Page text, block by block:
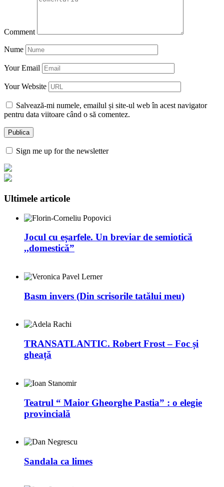
Comment
Nume
Your Email
Your Website
Salvează-mi numele, emailul și site-ul web în acest navigator
pentru data viitoare când o să comentez.
Sign me up for the newsletter
Ultimele articole
Jocul cu eșarfele. Un breviar de semiotică
,,domestică”
Basm invers (Din scrisorile tatălui meu)
TRANSATLANTIC. Robert Frost – Foc și
gheață
Teatrul “ Maior Gheorghe Pastia” : o elegie
provincială
Sandala ca limes